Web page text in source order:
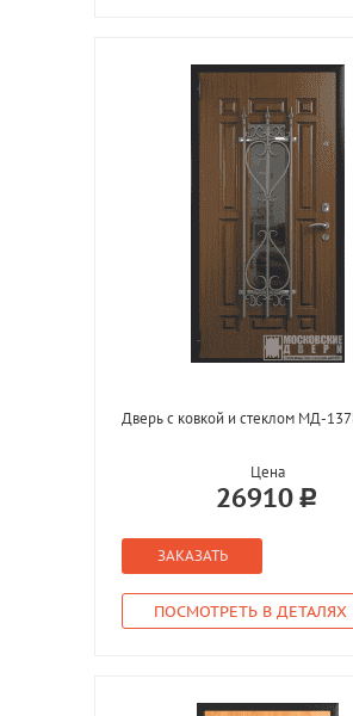
Дверь с ковкой и стеклом МД-
Цена
26910
ЗАКАЗАТЬ
ПОСМОТРЕТЬ В ДЕТАЛЯХ